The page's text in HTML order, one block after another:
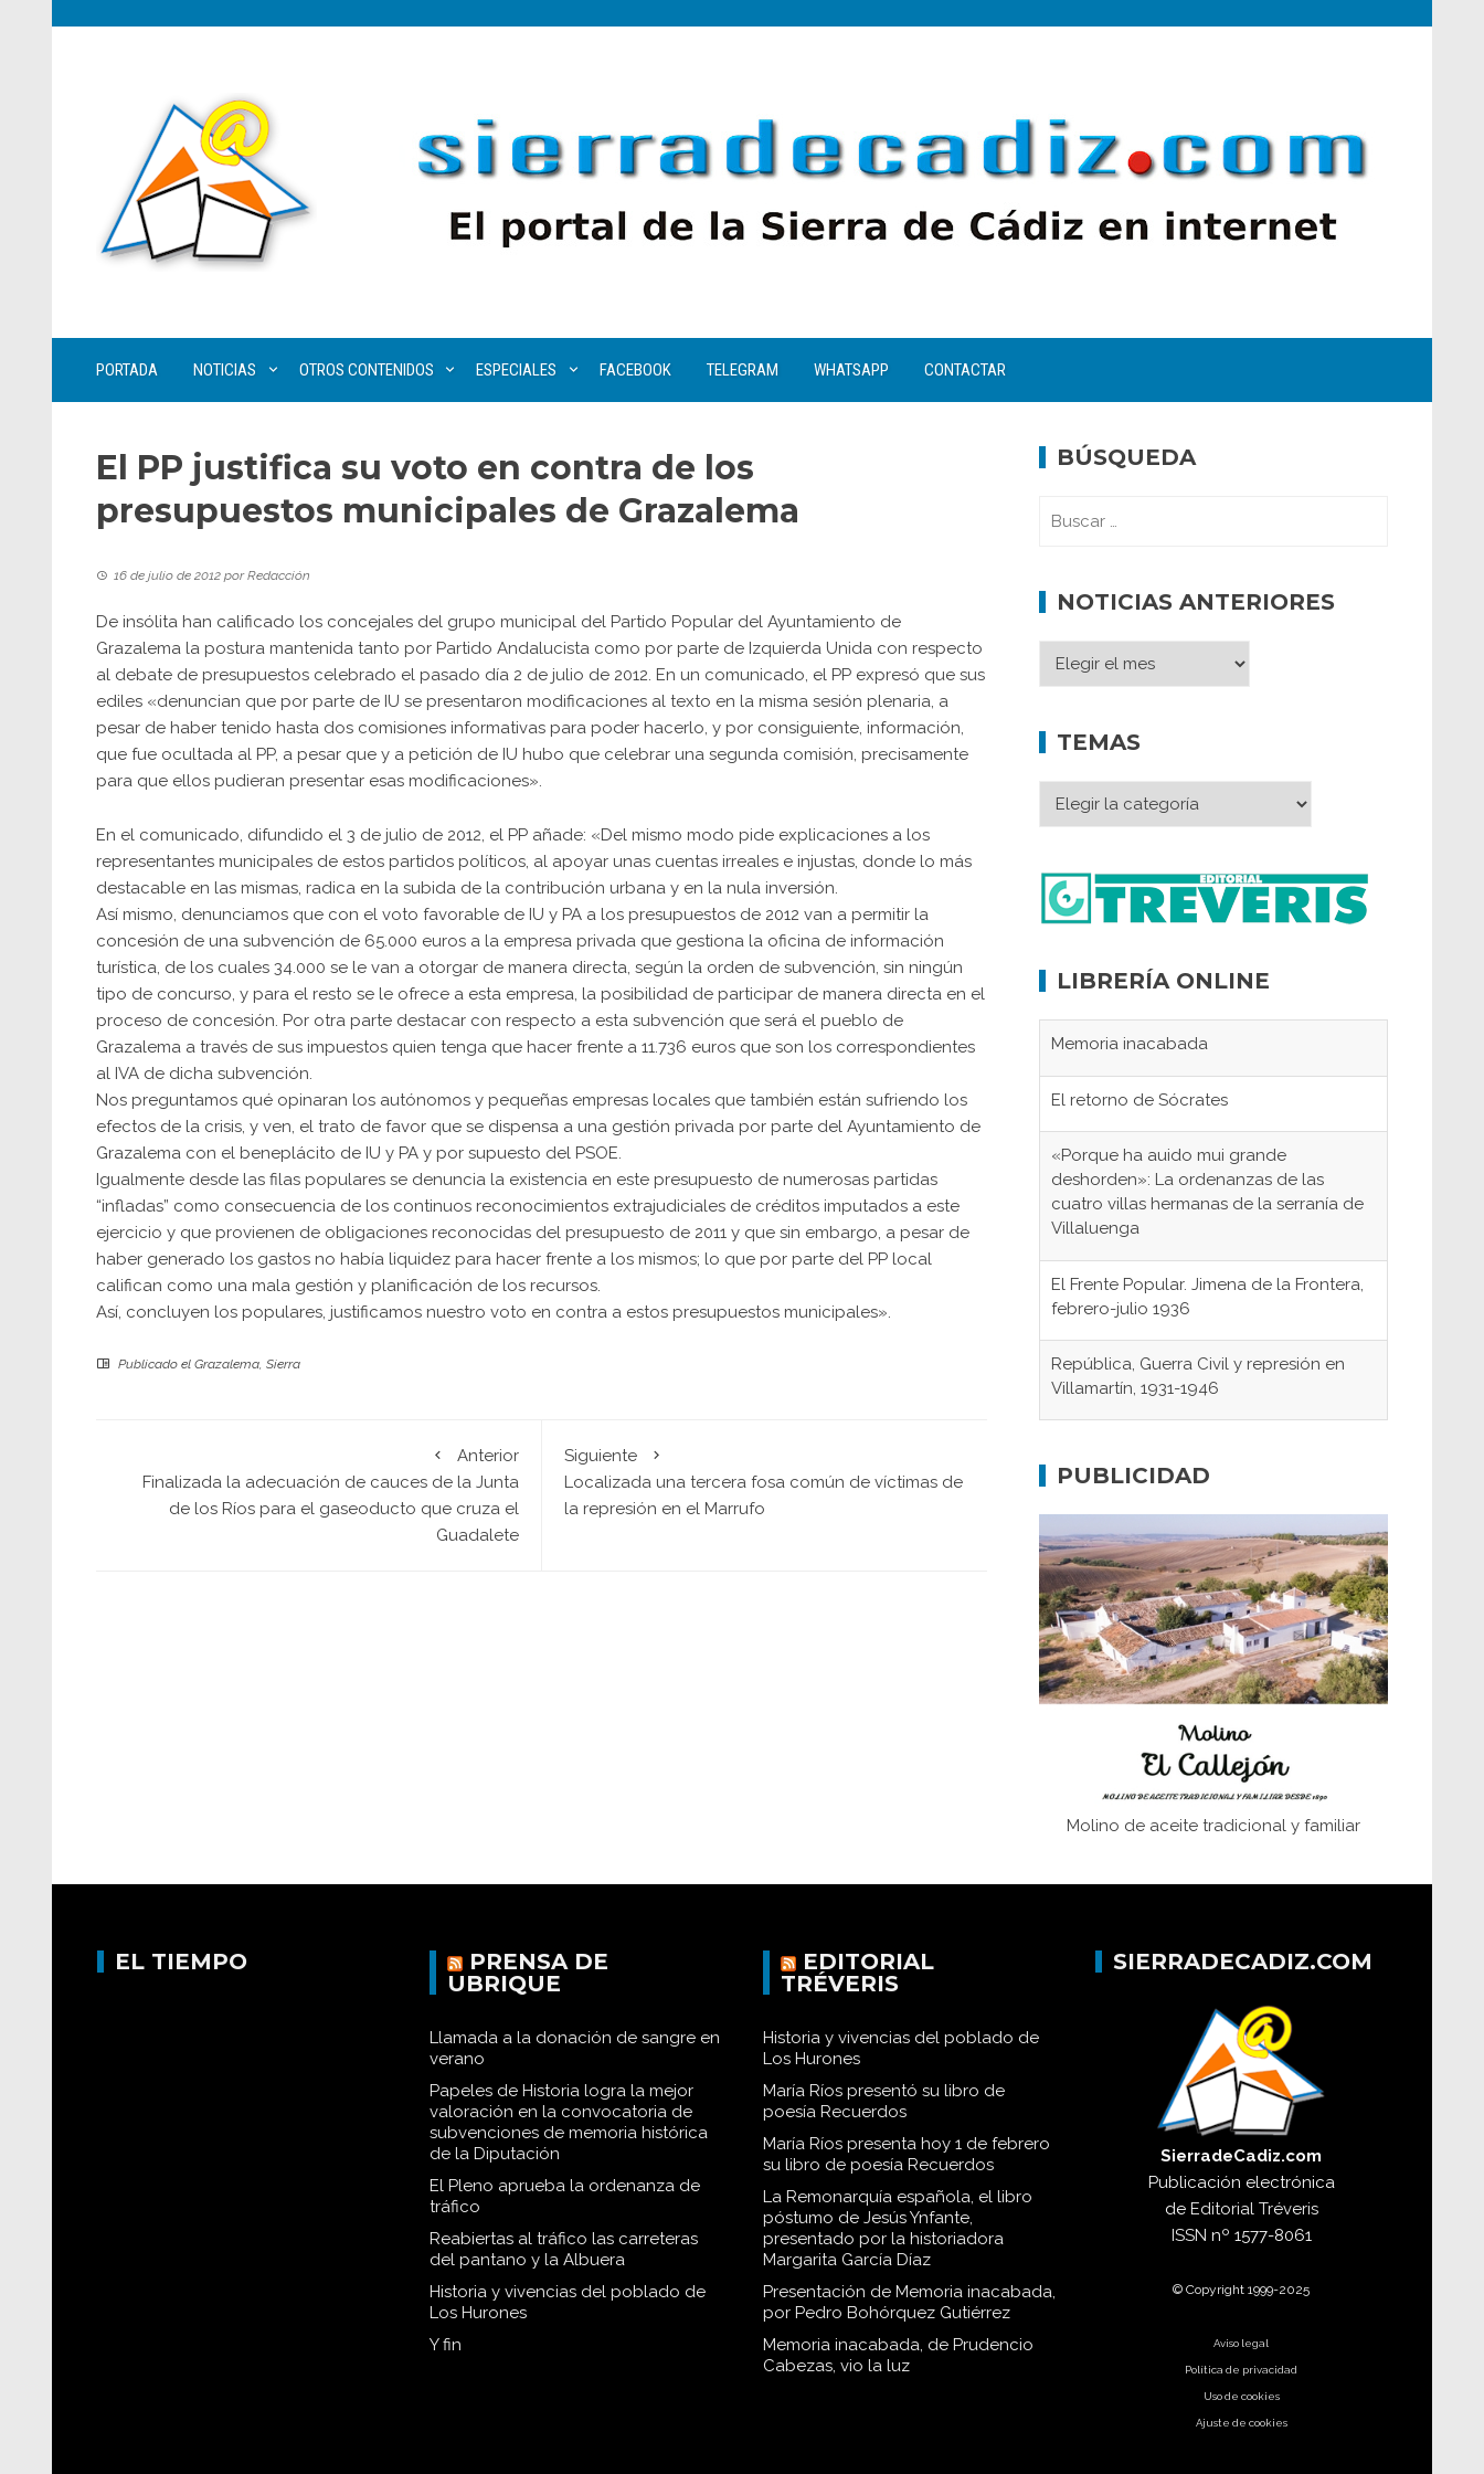
PORTADA NOTICIAS OTROS CONTENIDOS ESPECIALES FACEBOOK TELEGRAM WHATSAPP CONTACTAR
El PP justifica su voto en contra de los
presupuestos municipales de Grazalema
16 de julio de 2012 porRedacción
De insólita han calificado los concejales del grupo municipal del Partido Popular del Ayuntamiento de
Grazalema la postura mantenida tanto por Partido Andalucista como por parte de Izquierda Unida con respecto
al debate de presupuestos celebrado el pasado día 2 de julio de 2012. En un comunicado, el PP expresó que sus
ediles «denuncian que por parte de IU se presentaron modificaciones al texto en la misma sesión plenaria, a
pesar de haber tenido hasta dos comisiones informativas para poder hacerlo, y por consiguiente, información,
que fue ocultada al PP, a pesar que y a petición de IU hubo que celebrar una segunda comisión, precisamente
para que ellos pudieran presentar esas modificaciones».
En el comunicado, difundido el 3 de julio de 2012, el PP añade: «Del mismo modo pide explicaciones a los
representantes municipales de estos partidos políticos, al apoyar unas cuentas irreales e injustas, donde lo más
destacable en las mismas, radica en la subida de la contribución urbana y en la nula inversión.
Así mismo, denunciamos que con el voto favorable de IU y PA a los presupuestos de 2012 van a permitir la
concesión de una subvención de 65.000 euros a la empresa privada que gestiona la oficina de información
turística, de los cuales 34.000 se le van a otorgar de manera directa, según la orden de subvención, sin ningún
tipo de concurso, y para el resto se le ofrece a esta empresa, la posibilidad de participar de manera directa en el
proceso de concesión. Por otra parte destacar con respecto a esta subvención que será el pueblo de
Grazalema a través de sus impuestos quien tenga que hacer frente a 11.736 euros que son los correspondientes
al IVA de dicha subvención.
Nos preguntamos qué opinaran los autónomos y pequeñas empresas locales que también están sufriendo los
efectos de la crisis, y ven, el trato de favor que se dispensa a una gestión privada por parte del Ayuntamiento de
Grazalema con el beneplácito de IU y PA y por supuesto del PSOE.
Igualmente desde las filas populares se denuncia la existencia en este presupuesto de numerosas partidas
“infladas” como consecuencia de los continuos reconocimientos extrajudiciales de créditos imputados a este
ejercicio y que provienen de obligaciones reconocidas del presupuesto de 2011 y que sin embargo, a pesar de
haber generado los gastos no había liquidez para hacer frente a los mismos; lo que por parte del PP local
califican como una mala gestión y planificación de los recursos.
Así, concluyen los populares, justificamos nuestro voto en contra a estos presupuestos municipales».
Publicado el Grazalema, Sierra
Anterior
Finalizada la adecuación de cauces de la Junta
de los Ríos para el gaseoducto que cruza el
Guadalete
Siguiente
Localizada una tercera fosa común de víctimas de
la represión en el Marrufo
BÚSQUEDA
NOTICIAS ANTERIORES
TEMAS
LIBRERÍA ONLINE
Memoria inacabada
El retorno de Sócrates
«Porque ha auido mui grande
deshorden»: La ordenanzas de las
cuatro villas hermanas de la serranía de
Villaluenga
El Frente Popular. Jimena de la Frontera,
febrero-julio 1936
República, Guerra Civil y represión en
Villamartín, 1931-1946
concentración nazis
fundaciones de Bornos
El Frente Popular. Ubrique, febrero-julio
1936
Juntar las letras. La alfabetización en el
campo: del afán de saber a la
Historia y vivencias del poblado de Los
PUBLICIDAD
Molino de aceite tradicional y familiar
EL TIEMPO
PRENSA DE
UBRIQUE
Llamada a la donación de sangre en
verano
Papeles de Historia logra la mejor
valoración en la convocatoria de
subvenciones de memoria histórica
de la Diputación
El Pleno aprueba la ordenanza de
tráfico
Reabiertas al tráfico las carreteras
del pantano y la Albuera
Historia y vivencias del poblado de
Los Hurones
Y fin
EDITORIAL
TRÉVERIS
Historia y vivencias del poblado de
Los Hurones
María Ríos presentó su libro de
poesía Recuerdos
María Ríos presenta hoy 1 de febrero
su libro de poesía Recuerdos
La Remonarquía española, el libro
póstumo de Jesús Ynfante,
presentado por la historiadora
Margarita García Díaz
Presentación de Memoria inacabada,
por Pedro Bohórquez Gutiérrez
Memoria inacabada, de Prudencio
Cabezas, vio la luz
SIERRADECADIZ.COM
SierradeCadiz.com
Publicación electrónica
de Editorial Tréveris
ISSN nº 1577-8061
© Copyright 1999-2025
Aviso legal
Política de privacidad
Uso de cookies
Ajuste de cookies